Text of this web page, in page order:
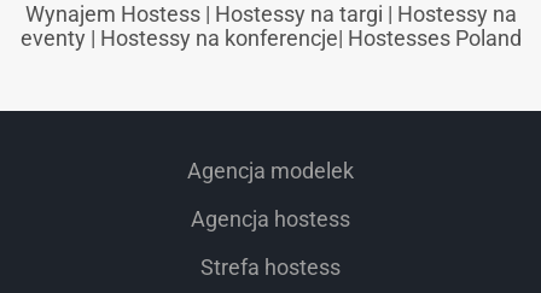
Wynajem Hostess| Hostessy na targi | Hostessy na
eventy | Hostessy na konferencje| Hostesses Poland
Agencja modelek
Agencja hostess
Strefa hostess